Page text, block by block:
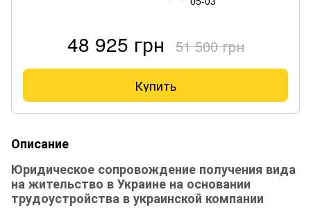
48 925 грн 51 500 грн
Купить
Описание
Юридическое сопровождение получения вида
на жительство в Украине на основании
трудоустройства в украинской компании